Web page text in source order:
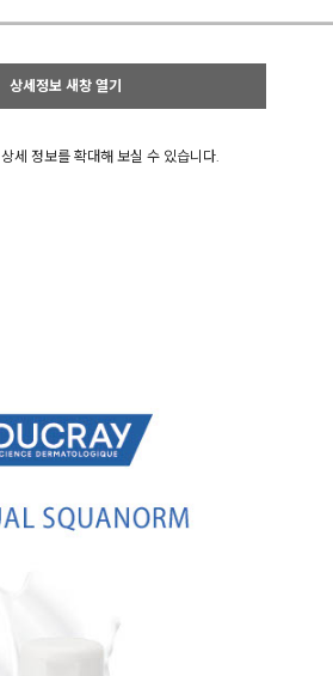
상세정보 새창 열기
상세 정보를 확대해 보실 수 있습니다.